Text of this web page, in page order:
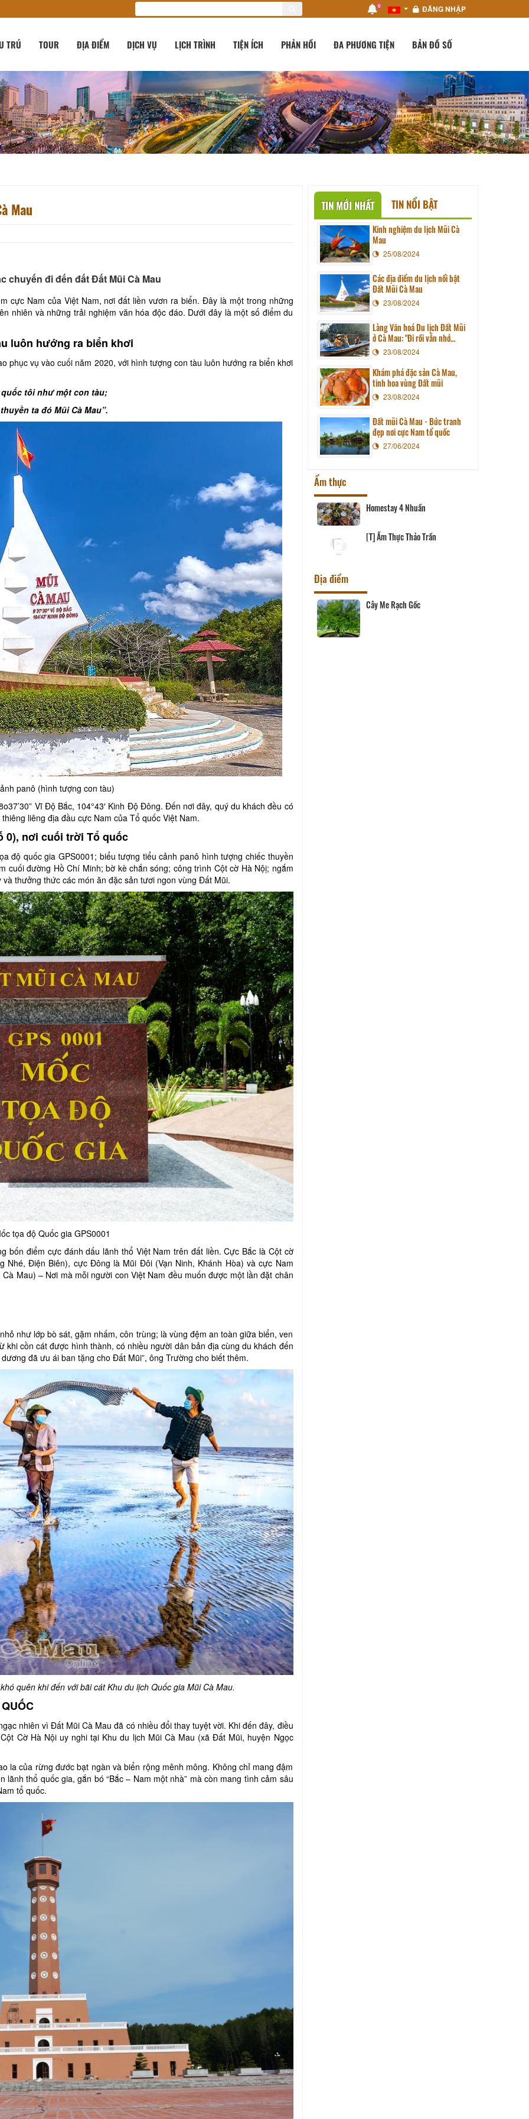
0 ĐĂNG NHẬP
TRÚ TOUR ĐỊA ĐIỂM DỊCH VỤ LỊCH TRÌNH TIỆN ÍCH PHẢN HỒI ĐA PHƯƠNG TIỆN BẢN ĐỒ SỐ
Mau
chuyến đi đến đất Đất Mũi Cà Mau
cực Nam của Việt Nam, nơi đất liền vươn ra biển. Đây là một trong những
nhiên và những trải nghiệm văn hóa độc đáo. Dưới đây là một số điểm du
luôn hướng ra biển khơi
phục vụ vào cuối năm 2020, với hình tượng con tàu luôn hướng ra biển khơi
tôi như một con tàu;
ta đó Mũi Cà Mau”.
panô (hình tượng con tàu)
Vĩ Độ Bắc, 104°43′ Kinh Độ Đông. Đến nơi đây, quý du khách đều có
liêng địa đầu cực Nam của Tổ quốc Việt Nam.
0), nơi cuối trời Tổ quốc
độ quốc gia GPS0001; biểu tượng tiểu cảnh panô hình tượng chiếc thuyền
cuối đường Hồ Chí Minh; bờ kè chắn sóng; công trình Cột cờ Hà Nộị; ngắm
thưởng thức các món ăn đặc sản tươi ngon vùng Đất Mũi.
tọa độ Quốc gia GPS0001
bốn điểm cực đánh dấu lãnh thổ Việt Nam trên đất liền. Cực Bắc là Cột cờ
Nhé, Điện Biên), cực Đông là Mũi Đôi (Vạn Ninh, Khánh Hòa) và cực Nam
Mau) – Nơi mà mỗi người con Việt Nam đều muốn được một lần đặt chân
như lớp bò sát, gặm nhấm, côn trùng; là vùng đệm an toàn giữa biển, ven
khi cồn cát được hình thành, có nhiều người dân bản địa cùng du khách đến
đã ưu ái ban tặng cho Ðất Mũi”, ông Trường cho biết thêm.
quên khi đến với bãi cát Khu du lịch Quốc gia Mũi Cà Mau.
nhiên vì Đất Mũi Cà Mau đã có nhiều đổi thay tuyệt vời. Khi đến đây, điều
Cờ Hà Nội uy nghi tại Khu du lịch Mũi Cà Mau (xã Đất Mũi, huyện Ngọc
rừng đước bạt ngàn và biển rộng mênh mông. Không chỉ mang đậm
thổ quốc gia, gắn bó “Bắc – Nam một nhà” mà còn mang tình cảm sâu
tổ quốc.
TIN MỚI NHẤT TIN NỔI BẬT
Kinh nghiệm du lịch Mũi Cà
Mau
25/08/2024
Các địa điểm du lịch nổi bật
Đất Mũi Cà Mau
23/08/2024
Làng Văn hoá Du lịch Đất Mũi
ở Cà Mau: "Đi rồi vẫn nhớ
mãi..."23/08/2024
Khám phá đặc sản Cà Mau,
tinh hoa vùng Đất mũi
23/08/2024
Đất mũi Cà Mau - Bức tranh
đẹp nơi cực Nam tổ quốc
27/06/2024
Ẩm thực
Homestay 4 Nhuần
[T] Ẩm Thực Thảo Trần
Địa điểm
Vườn Quốc Gia Mũi Cà Mau
Khu Du Lịch Khai Long
Khu di tích Vàm Lũng
Đền thờ Chủ tịch Hồ Chí Minh
Cây Me Rạch Gốc